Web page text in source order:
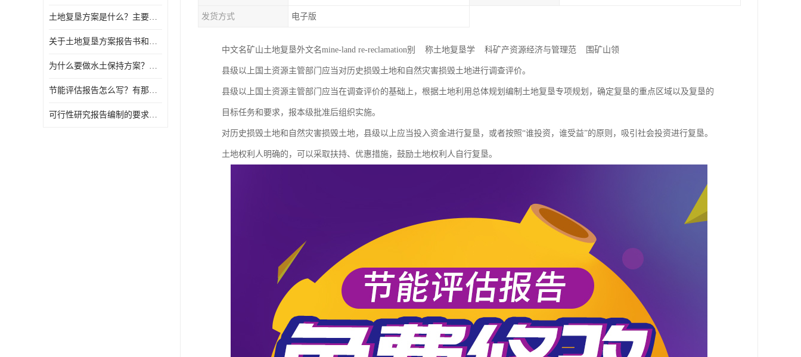
土地复垦方案是什么？主要编制什么内容？
关于土地复垦方案报告书和报告表编制的问题？
为什么要做水土保持方案？需要验收水保方案吗？
节能评估报告怎么写？有那些要求？
可行性研究报告编制的要求？什么是可行性研究报告？
发货方式 电子版
中文名矿山土地复垦外文名mine-land re-reclamation别 称土地复垦学 科矿产资源经济与管理范 围矿山领
县级以上国土资源主管部门应当对历史损毁土地和自然灾害损毁土地进行调查评价。
县级以上国土资源主管部门应当在调查评价的基础上，根据土地利用总体规划编制土地复垦专项规划，确定复垦的重点区域以及复垦的
目标任务和要求，报本级批准后组织实施。
对历史损毁土地和自然灾害损毁土地，县级以上应当投入资金进行复垦，或者按照“谁投资，谁受益”的原则，吸引社会投资进行复垦。
土地权利人明确的，可以采取扶持、优惠措施，鼓励土地权利人自行复垦。